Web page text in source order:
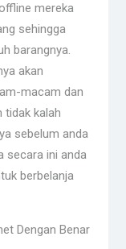
mereka
sehingga
barangnya.
akan
macam dan
tidak kalah
sebelum anda
secara ini anda
berbelanja
Dengan Benar